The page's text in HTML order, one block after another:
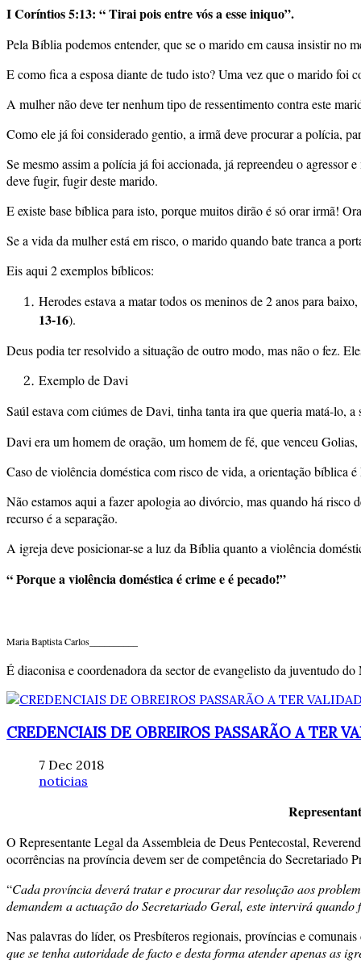
I Coríntios 5:13: “ Tirai pois entre vós a esse iniquo”.
Pela Bíblia podemos entender, que se o marido em causa insistir no
E como fica a esposa diante de tudo isto? Uma vez que o marido foi
A mulher não deve ter nenhum tipo de ressentimento contra este
Como ele já foi considerado gentio, a irmã deve procurar a polícia,
Se mesmo assim a polícia já foi accionada, já repreendeu o
deve fugir, fugir deste marido.
E existe base bíblica para isto, porque muitos dirão é só orar irmã!
Se a vida da mulher está em risco, o marido quando bate tranca a
Eis aqui 2 exemplos bíblicos:
Herodes estava a matar todos os meninos de 2 anos para
13-16).
Deus podia ter resolvido a situação de outro modo, mas não o fez.
Exemplo de Davi
Saúl estava com ciúmes de Davi, tinha tanta ira que queria matá-lo,
Davi era um homem de oração, um homem de fé, que venceu
Caso de violência doméstica com risco de vida, a orientação bíblica
Não estamos aqui a fazer apologia ao divórcio, mas quando há risco
recurso é a separação.
A igreja deve posicionar-se a luz da Bíblia quanto a violência
“ Porque a violência doméstica é crime e é pecado!”
Maria Baptista Carlos__________
É diaconisa e coordenadora da sector de evangelisto da juventudo do
CREDENCIAIS DE OBREIROS PASSARÃO A TER
7 Dec 2018
noticias
O Representante Legal da Assembleia de Deus Pentecostal,
ocorrências na província devem ser de competência do Secretariado
“Cada província deverá tratar e procurar dar resolução aos
demandem a actuação do Secretariado Geral, este intervirá
Nas palavras do líder, os Presbíteros regionais, províncias e
que se tenha autoridade de facto e desta forma atender apenas as